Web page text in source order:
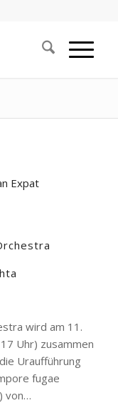
Expat
wird am 11.
Uhr) zusammen
Uraufführung
fugae
von…